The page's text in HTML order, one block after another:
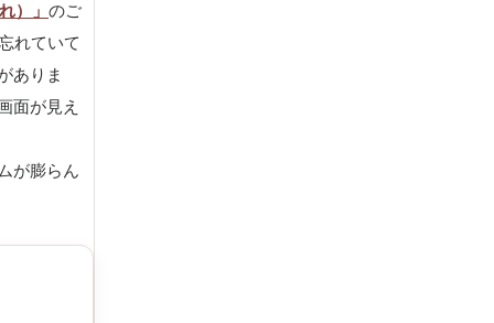
）」 のご
れていて
ありま
面が見え
が膨らん